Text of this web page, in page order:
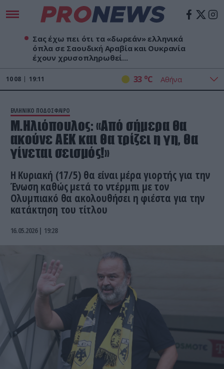
Σας έχω πει ότι τα «δωρεάν» ελληνικά
όπλα σε Σαουδική Αραβία και Ουκρανία
έχουν χρυσοπληρωθεί...
10 08 19:11 33 oC
ΕΛΛΗΝΙΚΟ ΠΟΔΟΣΦΑΙΡΟ
Μ.Ηλιόπουλος: «Από σήμερα θα
ακούνε ΑΕΚ και θα τρίζει η γη, θα
γίνεται σεισμός!»
Η Κυριακή (17/5) θα είναι μέρα γιορτής για την
Ένωση καθώς μετά το ντέρμπι με τον
Ολυμπιακό θα ακολουθήσει η φιέστα για την
κατάκτηση του τίτλου
16.05.2026 | 19:28